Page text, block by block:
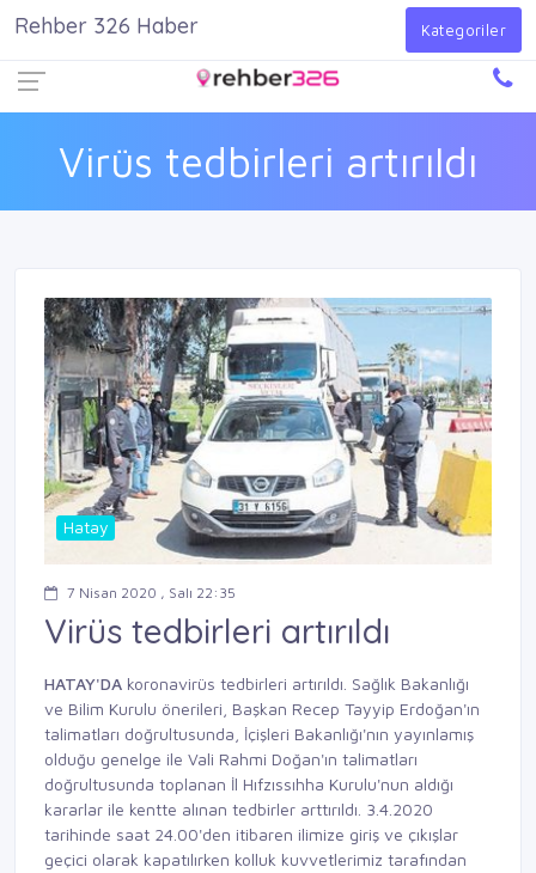
Giriş Yap
Virüs tedbirleri artırıldı
Rehber 326 Haber Kategoriler
Hatay
7 Nisan 2020 , Salı 22:35
Virüs tedbirleri artırıldı
HATAY'DA koronavirüs tedbirleri artırıldı. Sağlık Bakanlığı
ve Bilim Kurulu önerileri, Başkan Recep Tayyip Erdoğan'ın
talimatları doğrultusunda, İçişleri Bakanlığı'nın yayınlamış
olduğu genelge ile Vali Rahmi Doğan'ın talimatları
doğrultusunda toplanan İl Hıfzıssıhha Kurulu'nun aldığı
kararlar ile kentte alınan tedbirler arttırıldı. 3.4.2020
tarihinde saat 24.00'den itibaren ilimize giriş ve çıkışlar
geçici olarak kapatılırken kolluk kuvvetlerimiz tarafından